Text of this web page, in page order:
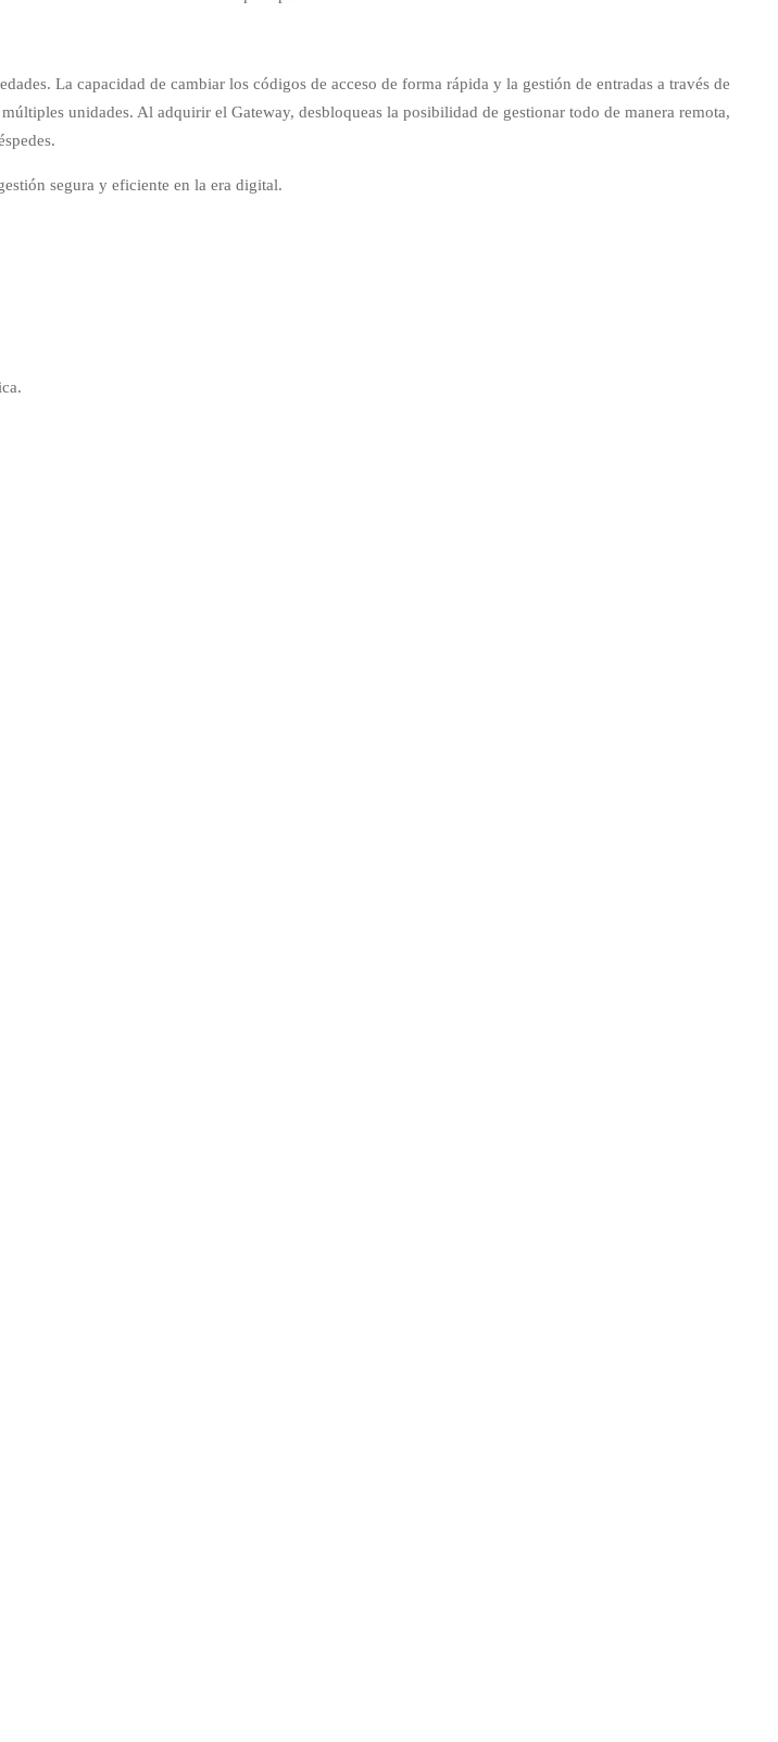
La capacidad de cambiar los códigos de acceso de forma rápida y la gestión de entradas a través de
unidades. Al adquirir el Gateway, desbloqueas la posibilidad de gestionar todo de manera remota,
segura y eficiente en la era digital.